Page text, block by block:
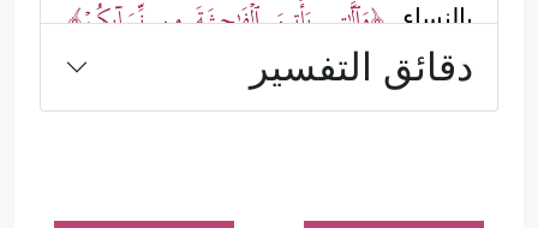
بالنساء﴿وَٱلَّـٰتِی یَأۡتِینَ ٱلۡفَـٰحِشَةَ مِن نِّسَاۤىِٕكُمۡ﴾
لأنهنّ المتضررات به أكثر من الرجال؛
دقائق التفسير